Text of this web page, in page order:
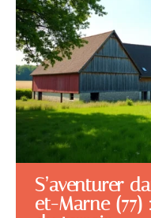
S’aventurer
et-Marne